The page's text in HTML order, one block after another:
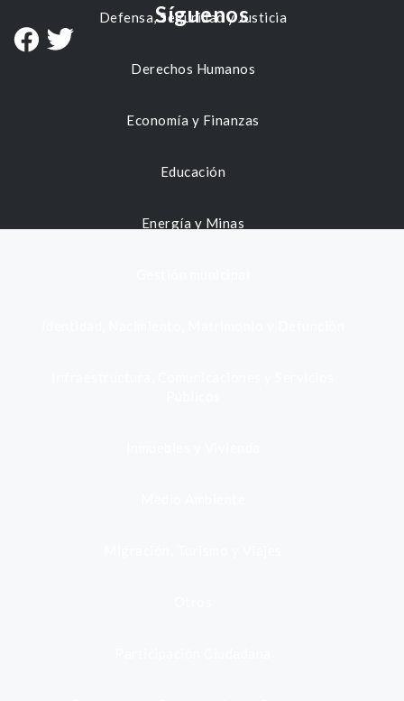
Defensa, Seguridad y Justicia
Derechos Humanos
Economía y Finanzas
Educación
Energía y Minas
Síguenos